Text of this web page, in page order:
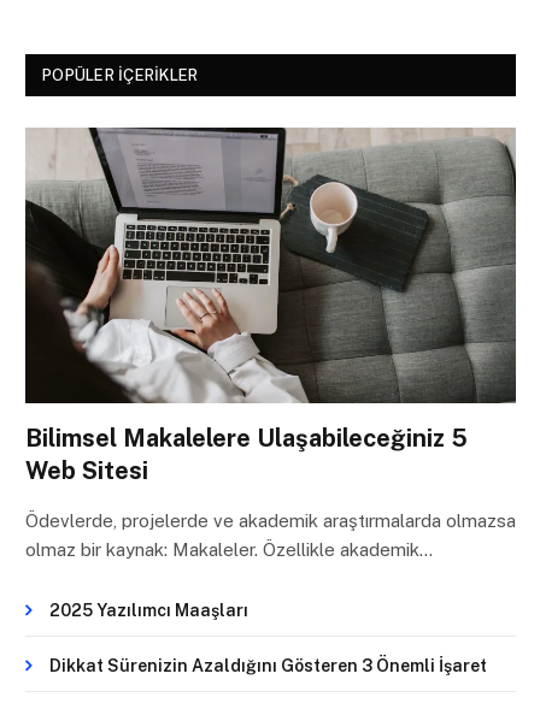
POPÜLER İÇERIKLER
Bilimsel Makalelere Ulaşabileceğiniz 5
Web Sitesi
Ödevlerde, projelerde ve akademik araştırmalarda olmazsa
olmaz bir kaynak: Makaleler. Özellikle akademik…
2025 Yazılımcı Maaşları
Dikkat Sürenizin Azaldığını Gösteren 3 Önemli İşaret